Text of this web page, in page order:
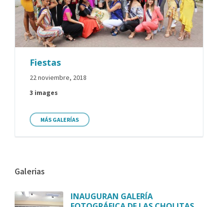
Fiestas
22 noviembre, 2018
3 images
MÁS GALERÍAS
Galerias
INAUGURAN GALERÍA